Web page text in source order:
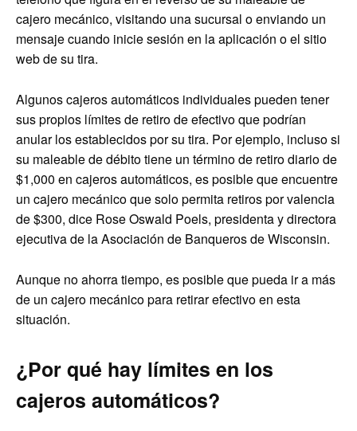
cajero mecánico, visitando una sucursal o enviando un
mensaje cuando inicie sesión en la aplicación o el sitio
web de su tira.
Algunos cajeros automáticos individuales pueden tener
sus propios límites de retiro de efectivo que podrían
anular los establecidos por su tira. Por ejemplo, incluso si
su maleable de débito tiene un término de retiro diario de
$1,000 en cajeros automáticos, es posible que encuentre
un cajero mecánico que solo permita retiros por valencia
de $300, dice Rose Oswald Poels, presidenta y directora
ejecutiva de la Asociación de Banqueros de Wisconsin.
Aunque no ahorra tiempo, es posible que pueda ir a más
de un cajero mecánico para retirar efectivo en esta
situación.
¿Por qué hay límites en los
cajeros automáticos?